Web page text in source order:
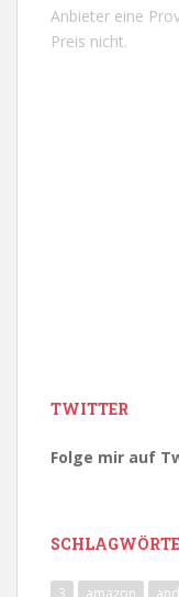
Anbieter eine
Preis nicht.
TWITTER
Folge mir auf
3 amazon